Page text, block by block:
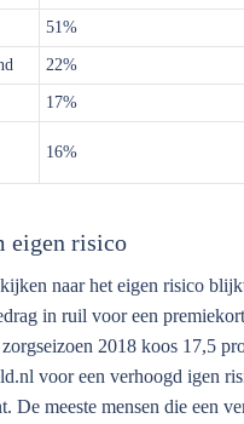
51%
22%
17%
16%
eigen risico
naar het eigen risico
in ruil voor een
2018 koos 17,5
voor een verhoogd igen
De meeste mensen die een